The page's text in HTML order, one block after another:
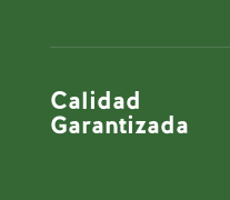
Calidad
Garantizada